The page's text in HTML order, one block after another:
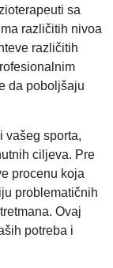
sa
različitih nivoa
različitih
da poboljšaju
vašeg sporta,
ciljeva. Pre
procenu koja
problematičnih
Ovaj
potreba i